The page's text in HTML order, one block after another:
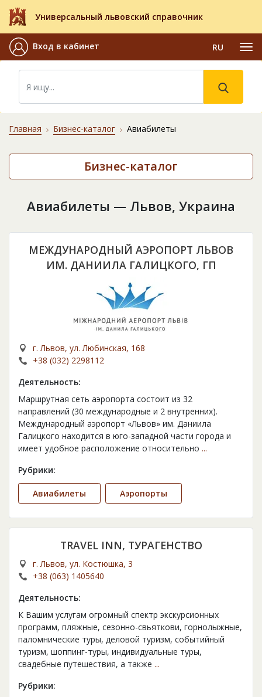
Универсальный львовский справочник
Вход в кабинет RU
Главная Бизнес-каталог Авиабилеты
Бизнес-каталог
Авиабилеты — Львов, Украина
МЕЖДУНАРОДНЫЙ АЭРОПОРТ ЛЬВОВ
ИМ. ДАНИИЛА ГАЛИЦКОГО, ГП
г. Львов, ул. Любинская, 168
+38 (032) 2298112
Деятельность:
Маршрутная сеть аэропорта состоит из 32
направлений (30 международные и 2 внутренних).
Международный аэропорт «Львов» им. Даниила
Галицкого находится в юго-западной части города и
имеет удобное расположение относительно ...
Рубрики:
Авиабилеты Аэропорты
TRAVEL INN, ТУРАГЕНСТВО
г. Львов, ул. Костюшка, 3
+38 (063) 1405640
Деятельность:
К Вашим услугам огромный спектр экскурсионных
программ, пляжные, сезонно-свьяткови, горнолыжные,
паломнические туры, деловой туризм, событийный
туризм, шоппинг-туры, индивидуальные туры,
свадебные путешествия, а также ...
Рубрики: